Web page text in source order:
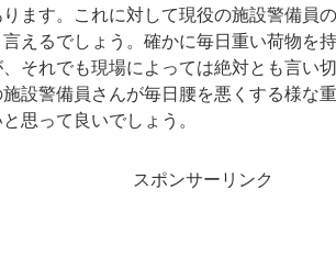
ます。これに対して現役の施設警備員
言えるでしょう。確かに毎日重い荷物を
、それでも現場によっては絶対とも言い
施設警備員さんが毎日腰を悪くする様な
思って良いでしょう。
スポンサーリンク